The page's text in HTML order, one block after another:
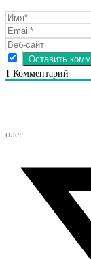
1 Комментарий
олег